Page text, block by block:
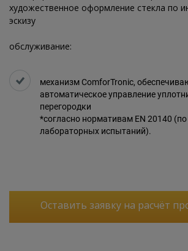
художественное оформление стекла по
эскизу
обслуживание:
механизм ComforTronic,
автоматическое управление
перегородки
*согласно нормативам EN 20140
лабораторных испытаний).
Оставить заявку на расчёт